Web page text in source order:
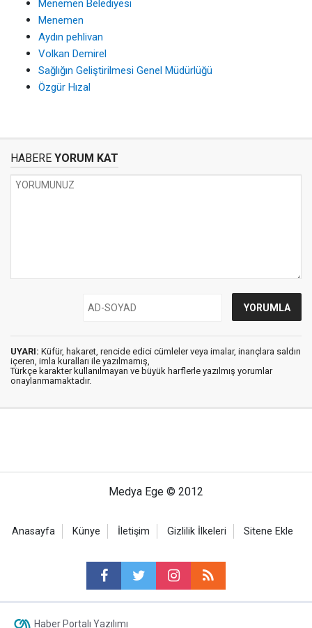
Menemen Belediyesi
Menemen
Aydın pehlivan
Volkan Demirel
Sağlığın Geliştirilmesi Genel Müdürlüğü
Özgür Hızal
HABERE YORUM KAT
UYARI: Küfür, hakaret, rencide edici cümleler veya imalar, inançlara saldırı
içeren, imla kuralları ile yazılmamış,
Türkçe karakter kullanılmayan ve büyük harflerle yazılmış yorumlar
onaylanmamaktadır.
Medya Ege © 2012
Anasayfa Künye İletişim Gizlilik İlkeleri Sitene Ekle
Haber Portalı Yazılımı